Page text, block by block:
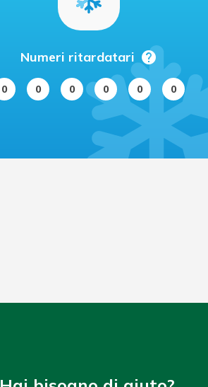
Numeri ritardatari help
0 0 0 0 0 0